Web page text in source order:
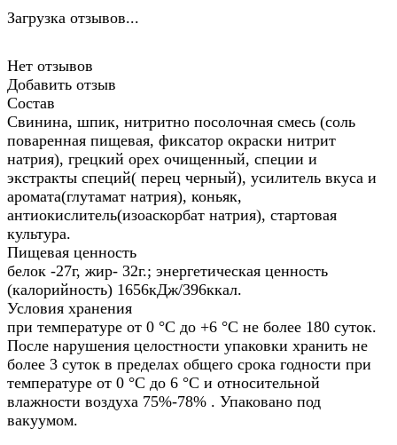
Загрузка отзывов...
Нет отзывов
Добавить отзыв
Состав
Свинина, шпик, нитритно посолочная смесь (соль
поваренная пищевая, фиксатор окраски нитрит
натрия), грецкий орех очищенный, специи и
экстракты специй( перец черный), усилитель вкуса и
аромата(глутамат натрия), коньяк,
антиокислитель(изоаскорбат натрия), стартовая
культура.
Пищевая ценность
белок -27г, жир- 32г.; энергетическая ценность
(калорийность) 1656кДж/396ккал.
Условия хранения
при температуре от 0 °С до +6 °С не более 180 суток.
После нарушения целостности упаковки хранить не
более 3 суток в пределах общего срока годности при
температуре от 0 °С до 6 °С и относительной
влажности воздуха 75%-78% . Упаковано под
вакуумом.